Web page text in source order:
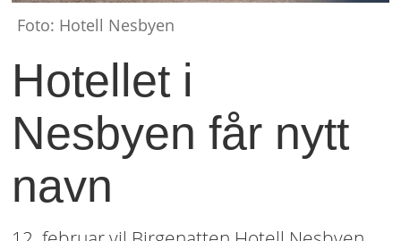
Foto: Hotell Nesbyen
Hotellet i
Nesbyen får nytt
navn